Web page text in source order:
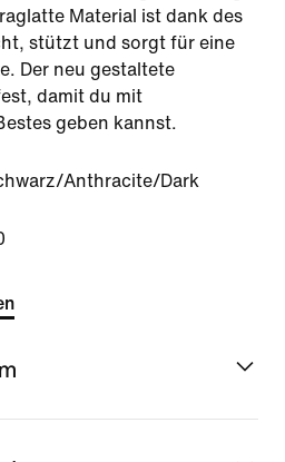
Material ist dank des
stützt und sorgt für eine
Der neu gestaltete
damit du mit
geben kannst.
Anthracite/Dark